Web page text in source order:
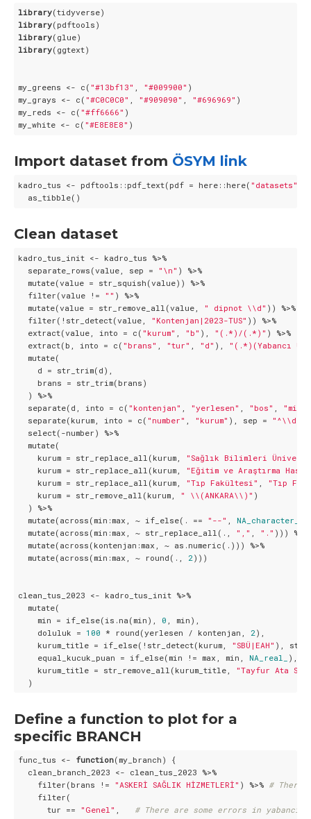
library
library
library
library(ggtext)
my_greens <- c( "#13bf13" , "#009900" )
my_grays <- c( "#C0C0C0" , "#909090" , "#696969" )
my_reds <- c( "#ff6666" )
my_white <- c( "#E8E8E8" )
Import dataset from ÖSYM link
kadro_tus <- pdftools::pdf_text(pdf = here::here( "datasets"
  as_tibble()
Clean dataset
kadro_tus_init <- kadro_tus %>%
  separate_rows(value, sep =
"\n" ) %>%
  mutate(value = str_squish(value)) %>%
  filter(value !=
"" ) %>%
  mutate(value = str_remove_all(value,
" dipnot \\d" )) %>%
  filter(!str_detect(value,
"Kontenjan|2023-TUS" )) %>%
  extract(value, into = c(
"kurum" "b" ), "(.*)/(.*)" ) %>%
  extract(b, into = c(
"brans" "tur" "d" ),
"(.*)(Yabancı
  mutate(
    d = str_trim(d),
    brans = str_trim(brans)
  ) %>%
  separate(d, into = c(
"kontenjan" "yerlesen" "bos" "min"
  separate(kurum, into = c(
"number" "kurum" ), sep =
  select(-number) %>%
  mutate(
    kurum = str_replace_all(kurum,
"Sağlık Bilimleri
    kurum = str_replace_all(kurum,
"Eğitim ve Araştırma
    kurum = str_replace_all(kurum,
"Tıp Fakültesi" "Tıp F."
    kurum = str_remove_all(kurum,
" \\(ANKARA\\)" )
  ) %>%
  mutate(across(min:max, ~ if_else(. ==
"--" NA_character_
  mutate(across(min:max, ~ str_replace_all(.,
"," "." ))) %>%
  mutate(across(kontenjan:max, ~ as.numeric(.))) %>%
  mutate(across(min:max, ~ round(.,
2 )))
clean_tus_2023 <- kadro_tus_init %>%
  mutate(
    min = if_else(is.na(min),
0 , min),
    doluluk =
100 * round(yerlesen / kontenjan, 2 ),
    kurum_title = if_else(!str_detect(kurum,
"SBÜ|EAH" ),
    equal_kucuk_puan = if_else(min != max, min,
NA_real_
),
    kurum_title = str_remove_all(kurum_title,
"Tayfur Ata
  )
Define a function to plot for a
specific BRANCH
func_tus <- function(my_branch) {
  clean_branch_2023 <- clean_tus_2023 %>%
    filter(brans !=
"ASKERİ SAĞLIK HİZMETLERİ" ) %>% # There
    filter(
      tur ==
"Genel" , # There are some errors in